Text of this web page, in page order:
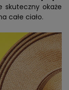
skuteczny okaże
całe ciało.